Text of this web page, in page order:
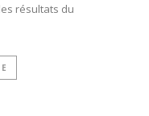
résultats du